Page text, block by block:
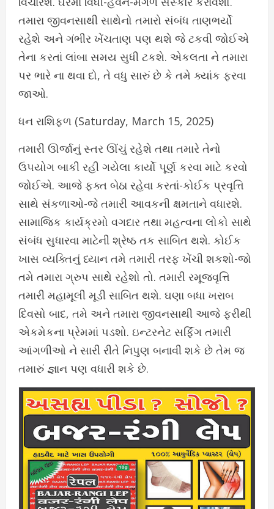
તમારા જીવનસાથી સાથેનો તમારો સંબંધ તાણભર્યો
રહેશે અને ગંભીર ખેંચતાણ પણ થશે જે ટકવી જોઈએ
તેના કરતાં લાંબા સમય સુધી ટકશે. એકલતા ને તમારા
પર ભારે ના થવા દો, તે વધુ સારું છે કે તમે ક્યાંક ફરવા
જાઓ.
ધન રાશિફળ (Saturday, March 15, 2025)
તમારી ઊર્જાનું સ્તર ઊંચું રહેશે તથા તમારે તેનો
ઉપયોગ બાકી રહી ગયેલા કાર્યો પૂર્ણ કરવા માટે કરવો
જોઈએ. આજે ફક્ત બેઠા રહેવા કરતાં-કોઈક પ્રવૃત્તિ
સાથે સંકળાઓ-જે તમારી આવકની ક્ષમતાને વધારશે.
સામાજિક કાર્યક્રમો વગદાર તથા મહત્વના લોકો સાથે
સંબંધ સુધારવા માટેની શ્રેષ્ઠ તક સાબિત થશે. કોઈક
ખાસ વ્યક્તિનું ધ્યાન તમે તમારી તરફ ખેંચી શકશો-જો
તમે તમારા ગ્રુપ સાથે રહેશો તો. તમારી રમૂજવૃત્તિ
તમારી મહામૂલી મૂડી સાબિત થશે. ઘણા બધા ખરાબ
દિવસો બાદ, તમે અને તમારા જીવનસાથી આજે ફરીથી
એકમેકના પ્રેમમાં પડશો. ઇન્ટરનેટ સર્ફિંગ તમારી
આંગળીઓ ને સારી રીતે નિપુણ બનાવી શકે છે તેમ જ
તમારું જ્ઞાન પણ વધારી શકે છે.